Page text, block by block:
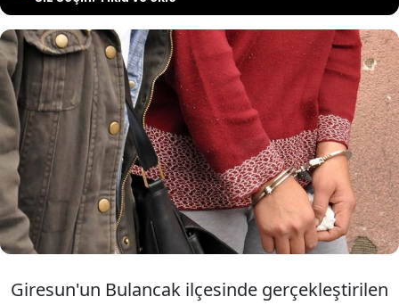
Giresun'un Bulancak ilçesinde düzenlenen
uyuşturucu operasyonunda 4 şüpheli
gözaltına alındı. Zanlılardan U.Y.
tutuklanırken, diğer 3 şüpheli serbest
bırakıldı.
Giresun'un Bulancak ilçesinde gerçekleştirilen